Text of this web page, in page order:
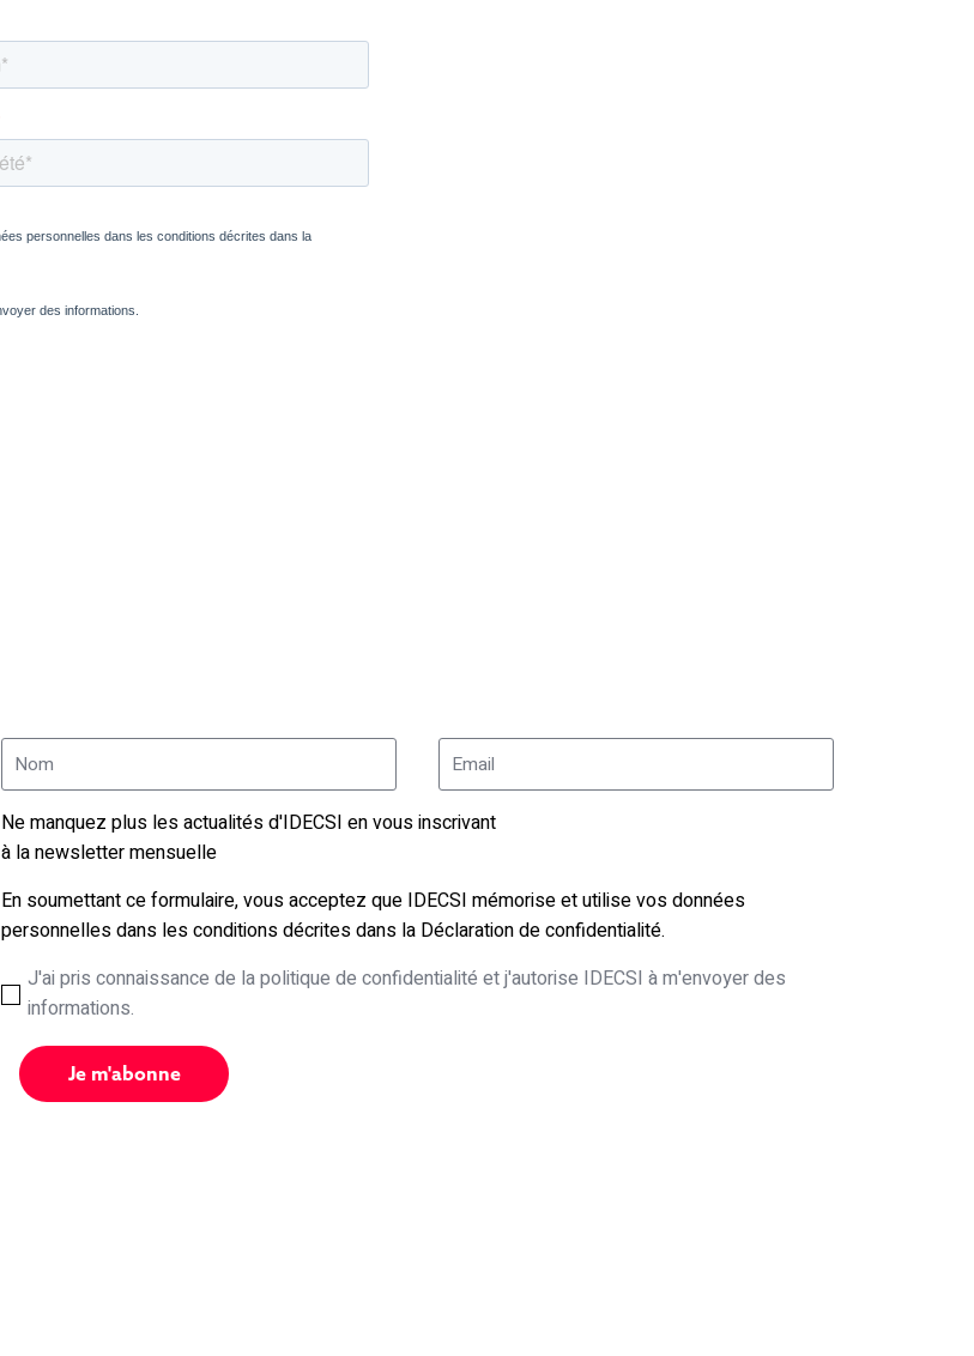
Ne manquez plus les actualités d'IDECSI en vous inscrivant
à la newsletter mensuelle
En soumettant ce formulaire, vous acceptez que IDECSI mémorise et utilise vos données
personnelles dans les conditions décrites dans la Déclaration de confidentialité.
J'ai pris connaissance de la politique de confidentialité et j'autorise IDECSI à m'envoyer des
informations.